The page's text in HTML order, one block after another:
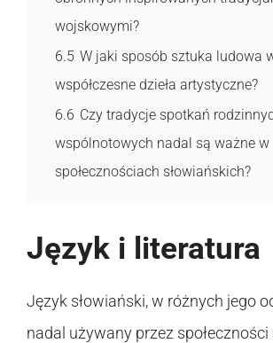
wojskowymi?
6.5 W jaki sposób sztuka ludowa
współczesne dzieła artystyczne?
6.6 Czy tradycje spotkań
wspólnotowych nadal są ważne w
społecznościach słowiańskich?
Język i literatura
Język słowiański, w różnych jego
nadal używany przez społeczności